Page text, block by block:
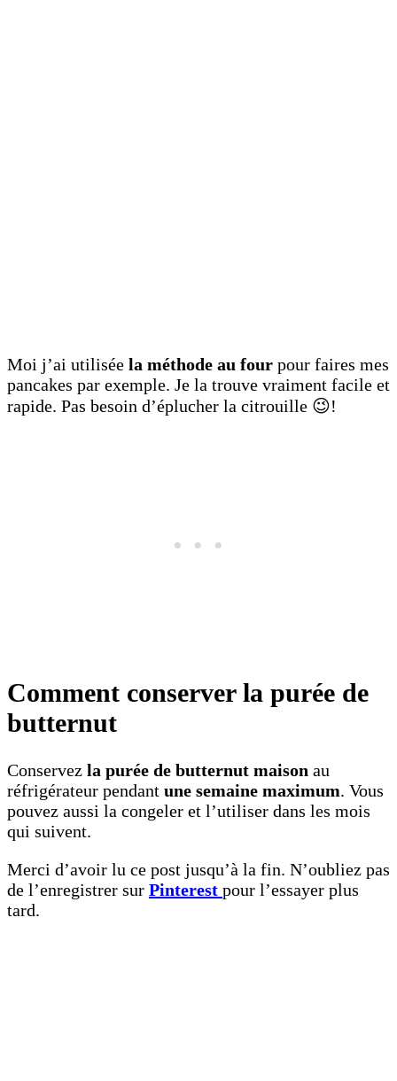
Moi j’ai utilisée la méthode au four pour faires mes
pancakes par exemple. Je la trouve vraiment facile et
rapide. Pas besoin d’éplucher la citrouille 😉!
Comment conserver la purée de
butternut
Conservez la purée de butternut maison au
réfrigérateur pendant une semaine maximum. Vous
pouvez aussi la congeler et l’utiliser dans les mois
qui suivent.
Merci d’avoir lu ce post jusqu’à la fin. N’oubliez pas
de l’enregistrer sur Pinterest pour l’essayer plus
tard.